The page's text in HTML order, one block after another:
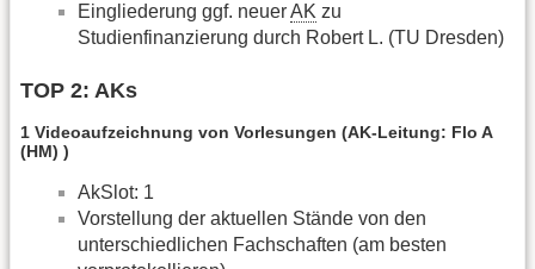
Eingliederung ggf. neuerAK zu
Studienfinanzierung durch Robert L. (TU Dresden)
TOP 2: AKs
1 Videoaufzeichnung von Vorlesungen (AK-Leitung: Flo A
(HM) )
AkSlot: 1
Vorstellung der aktuellen Stände von den
unterschiedlichen Fachschaften (am besten